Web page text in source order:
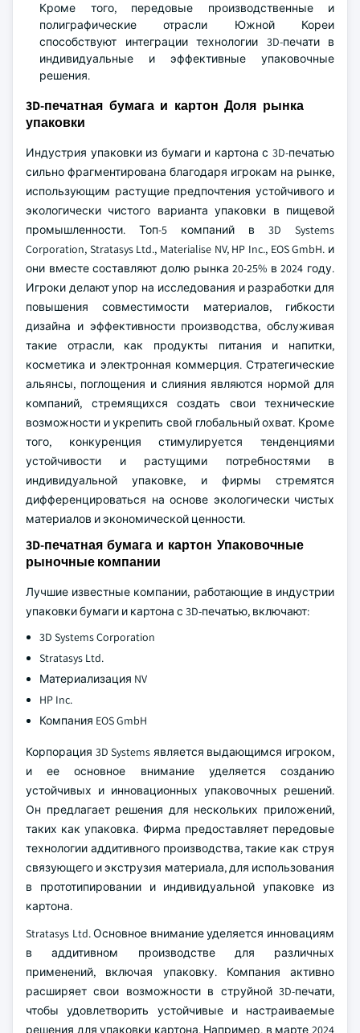
Кроме того, передовые производственные и
полиграфические отрасли Южной Кореи
способствуют интеграции технологии 3D-печати в
индивидуальные и эффективные упаковочные
решения.
3D-печатная бумага и картон Доля рынка
упаковки
Индустрия упаковки из бумаги и картона с 3D-печатью
сильно фрагментирована благодаря игрокам на рынке,
использующим растущие предпочтения устойчивого и
экологически чистого варианта упаковки в пищевой
промышленности. Топ-5 компаний в 3D Systems
Corporation, Stratasys Ltd., Materialise NV, HP Inc., EOS GmbH. и
они вместе составляют долю рынка 20-25% в 2024 году.
Игроки делают упор на исследования и разработки для
повышения совместимости материалов, гибкости
дизайна и эффективности производства, обслуживая
такие отрасли, как продукты питания и напитки,
косметика и электронная коммерция. Стратегические
альянсы, поглощения и слияния являются нормой для
компаний, стремящихся создать свои технические
возможности и укрепить свой глобальный охват. Кроме
того, конкуренция стимулируется тенденциями
устойчивости и растущими потребностями в
индивидуальной упаковке, и фирмы стремятся
дифференцироваться на основе экологически чистых
материалов и экономической ценности.
3D-печатная бумага и картон Упаковочные
рыночные компании
Лучшие известные компании, работающие в индустрии
упаковки бумаги и картона с 3D-печатью, включают:
3D Systems Corporation
Stratasys Ltd.
Материализация NV
HP Inc.
Компания EOS GmbH
Корпорация 3D Systems является выдающимся игроком,
и ее основное внимание уделяется созданию
устойчивых и инновационных упаковочных решений.
Он предлагает решения для нескольких приложений,
таких как упаковка. Фирма предоставляет передовые
технологии аддитивного производства, такие как струя
связующего и экструзия материала, для использования
в прототипировании и индивидуальной упаковке из
картона.
Stratasys Ltd. Основное внимание уделяется инновациям
в аддитивном производстве для различных
применений, включая упаковку. Компания активно
расширяет свои возможности в струйной 3D-печати,
чтобы удовлетворить устойчивые и настраиваемые
решения для упаковки картона. Например, в марте 2024